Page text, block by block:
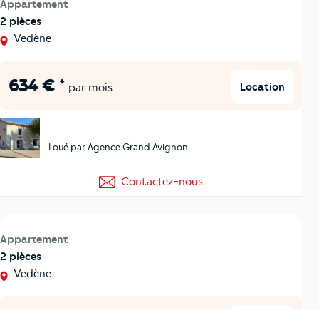
Appartement
2 pièces
Vedène
634 € * par mois Location
Loué par Agence Grand Avignon
Contactez-nous
Appartement
2 pièces
Vedène